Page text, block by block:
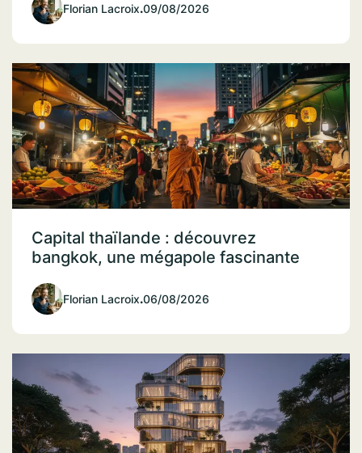
Florian Lacroix.09/08/2026
Capital thaïlande : découvrez
bangkok, une mégapole fascinante
Florian Lacroix.06/08/2026